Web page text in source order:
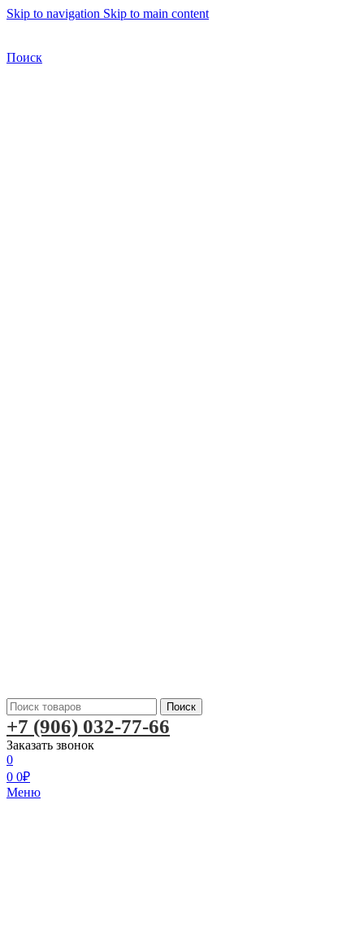
Skip to navigation Skip to main content
Поиск
Поиск
+7 (906) 032-77-66
Заказать звонок
0
0 0₽
Меню